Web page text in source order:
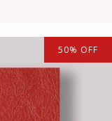
50% OFF